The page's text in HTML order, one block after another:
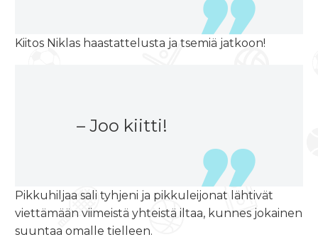
Kiitos Niklas haastattelusta ja tsemiä jatkoon!
– Joo kiitti!
Pikkuhiljaa sali tyhjeni ja pikkuleijonat lähtivät
viettämään viimeistä yhteistä iltaa, kunnes jokainen
suuntaa omalle tielleen.